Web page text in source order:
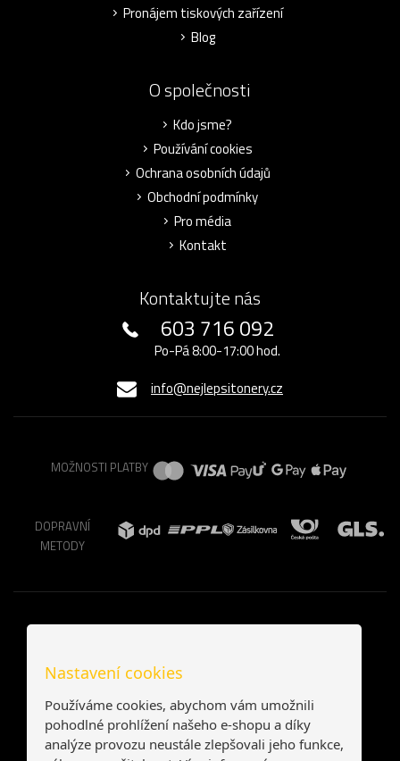
Pronájem tiskových zařízení
Blog
O společnosti
Kdo jsme?
Používání cookies
Ochrana osobních údajů
Obchodní podmínky
Pro média
Kontakt
Kontaktujte nás
603 716 092
Po-Pá 8:00-17:00 hod.
info@nejlepsitonery.cz
MOŽNOSTI PLATBY
DOPRAVNÍ
METODY
Nastavení cookies
Používáme cookies, abychom vám umožnili
pohodlné prohlížení našeho e-shopu a díky
analýze provozu neustále zlepšovali jeho funkce,